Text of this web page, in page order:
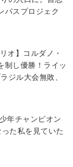
パスプロジェク
オ】コルダノ・
制し優勝！ライッ
ジル大会無敗、
年チャンピオン
た私を見ていた